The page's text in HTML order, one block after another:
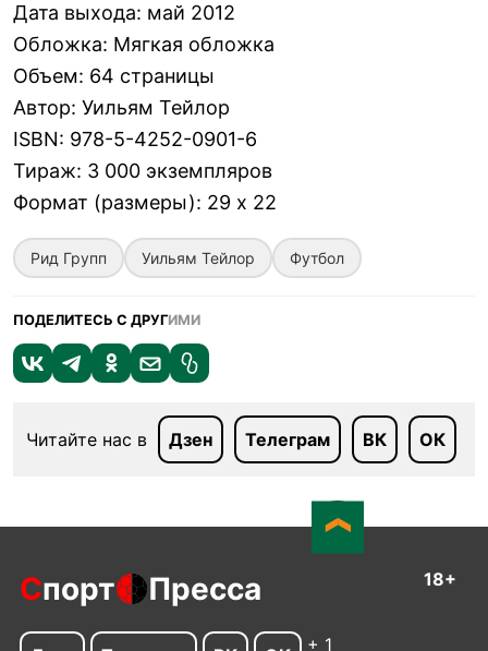
Дата выхода: май 2012
Обложка: Мягкая обложка
Объем: 64 страницы
Автор: Уильям Тейлор
ISBN: 978-5-4252-0901-6
Тираж: 3 000 экземпляров
Формат (размеры): 29 x 22
Рид Групп Уильям Тейлор Футбол
ПОДЕЛИТЕСЬ С ДРУГИМИ
Читайте нас в Дзен Телеграм ВК ОК
Спорт Пресса 18+
+ 1